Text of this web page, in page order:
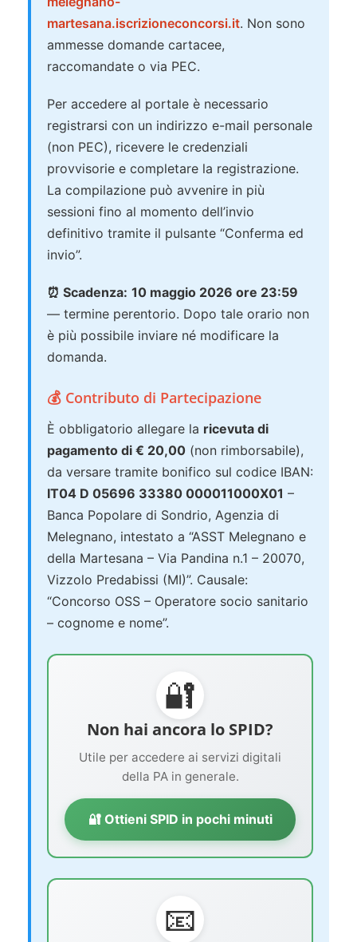
martesana.iscrizioneconcorsi.it. Non sono
ammesse domande cartacee,
raccomandate o via PEC.
Per accedere al portale è necessario
registrarsi con un indirizzo e-mail personale
(non PEC), ricevere le credenziali
provvisorie e completare la registrazione.
La compilazione può avvenire in più
sessioni fino al momento dell’invio
definitivo tramite il pulsante “Conferma ed
invio”.
⏰ Scadenza: 10 maggio 2026 ore 23:59
— termine perentorio. Dopo tale orario non
è più possibile inviare né modificare la
domanda.
💰 Contributo di Partecipazione
È obbligatorio allegare la ricevuta di
pagamento di € 20,00 (non rimborsabile),
da versare tramite bonifico sul codice IBAN:
IT04 D 05696 33380 000011000X01 –
Banca Popolare di Sondrio, Agenzia di
Melegnano, intestato a “ASST Melegnano e
della Martesana – Via Pandina n.1 – 20070,
Vizzolo Predabissi (MI)”. Causale:
“Concorso OSS – Operatore socio sanitario
– cognome e nome”.
🔐
Non hai ancora lo SPID?
Utile per accedere ai servizi digitali
della PA in generale.
🔐 Ottieni SPID in pochi minuti
📧